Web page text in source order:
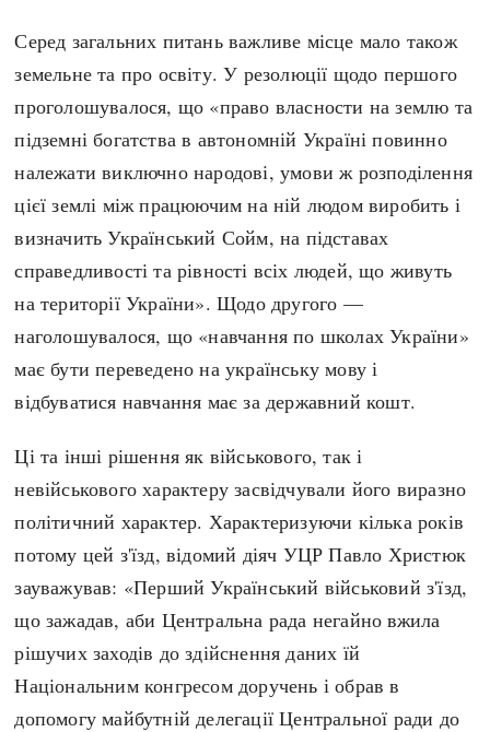
Серед загальних питань важливе місце мало також
земельне та про освіту. У резолюції щодо першого
проголошувалося, що «право власности на землю та
підземні богатства в автономній Україні повинно
належати виключно народові, умови ж розподілення
цієї землі між працюючим на ній людом виробить і
визначить Український Сойм, на підставах
справедливості та рівності всіх людей, що живуть
на території України». Щодо другого —
наголошувалося, що «навчання по школах України»
має бути переведено на українську мову і
відбуватися навчання має за державний кошт.
Ці та інші рішення як військового, так і
невійськового характеру засвідчували його виразно
політичний характер. Характеризуючи кілька років
потому цей з'їзд, відомий діяч УЦР Павло Христюк
зауважував: «Перший Український військовий з'їзд,
що зажадав, аби Центральна рада негайно вжила
рішучих заходів до здійснення даних їй
Національним конгресом доручень і обрав в
допомогу майбутній делегації Центральної ради до